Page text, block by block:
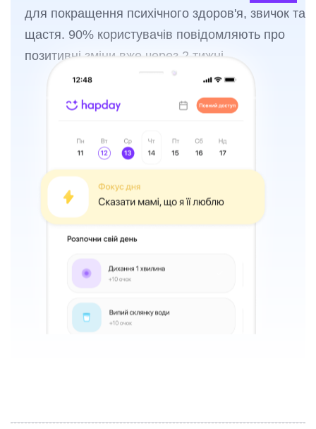
для покращення психічного здоров'я, звичок та
щастя. 90% користувачів повідомляють про
позитивні зміни вже через 2 тижні.